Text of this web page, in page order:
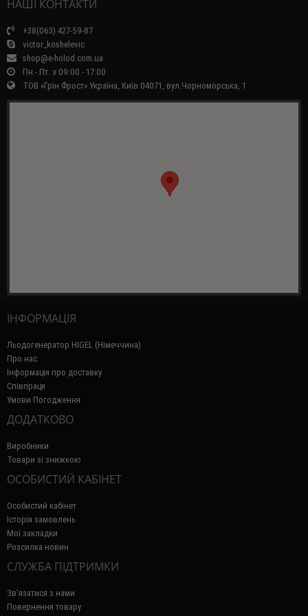
НАШІ КОНТАКТИ
+38(063) 427-59-87
victor_koshelevic
shop@e-holod.com.ua
Пн.- Пт. з 09:00 - 17:00
ТОВ «Грін Фрост» Україна, Київ 04071, вул.Чорноморська, 1
ІНФОРМАЦІЯ
Льодогенератор HIGEL (Німеччина)
Про нас
Інформація про доставку
Співпраця
Умови Погодження
ДОДАТКОВО
Виробники
Товари зі знижкою
ОСОБИСТИЙ КАБІНЕТ
Особистий кабінет
Історія замовлень
Мої закладки
Розсилка новин
СЛУЖБА ПІДТРИМКИ
Зв’язатися з нами
Повернення товару